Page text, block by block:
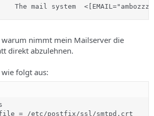
The mail system
warum nimmt mein Mailserver die
direkt abzulehnen.
folgt aus:
= /etc/postfix/ssl/smtpd.crt